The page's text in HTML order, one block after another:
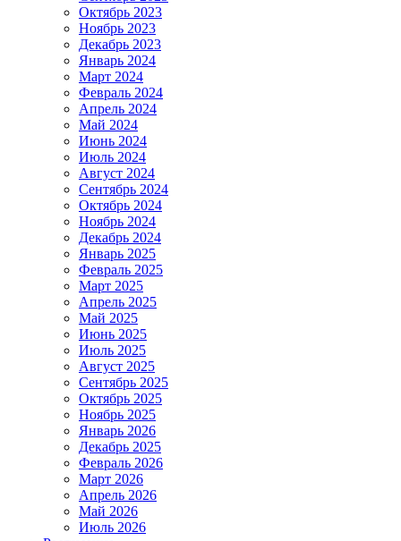
Октябрь 2023
Ноябрь 2023
Декабрь 2023
Январь 2024
Март 2024
Февраль 2024
Апрель 2024
Май 2024
Июнь 2024
Июль 2024
Август 2024
Сентябрь 2024
Октябрь 2024
Ноябрь 2024
Декабрь 2024
Январь 2025
Февраль 2025
Март 2025
Апрель 2025
Май 2025
Июнь 2025
Июль 2025
Август 2025
Сентябрь 2025
Октябрь 2025
Ноябрь 2025
Январь 2026
Декабрь 2025
Февраль 2026
Март 2026
Апрель 2026
Май 2026
Июль 2026